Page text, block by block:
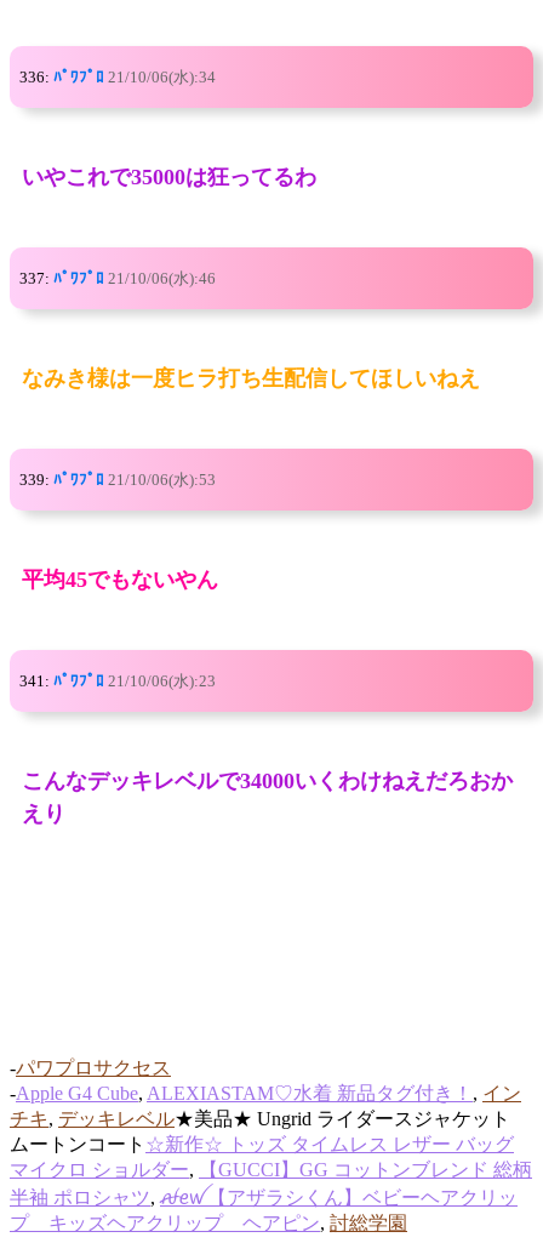
336: ﾊﾟﾜﾌﾟﾛ 21/10/06(水):34
いやこれで35000は狂ってるわ
337: ﾊﾟﾜﾌﾟﾛ 21/10/06(水):46
なみき様は一度ヒラ打ち生配信してほしいねえ
339: ﾊﾟﾜﾌﾟﾛ 21/10/06(水):53
平均45でもないやん
341: ﾊﾟﾜﾌﾟﾛ 21/10/06(水):23
こんなデッキレベルで34000いくわけねえだろおか
えり
-パワプロサクセス
-Apple G4 Cube, ALEXIASTAM♡水着 新品タグ付き！ , イン
チキ, デッキレベル★美品★ Ungrid ライダースジャケット
ムートンコート ☆新作☆ トッズ タイムレス レザー バッグ
マイクロ ショルダー,
【GUCCI】GG コットンブレンド 総柄
半袖 ポロシャツ,ꫛꫀꪝ【アザラシくん】ベビーヘアクリッ
プ キッズヘアクリップ ヘアピン, 討総学園